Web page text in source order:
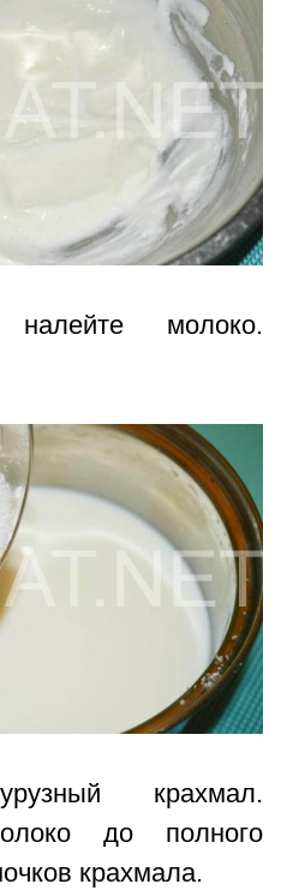
молоко.
крахмал.
до полного
крахмала.